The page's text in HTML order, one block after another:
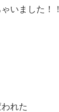
いました！！
れた